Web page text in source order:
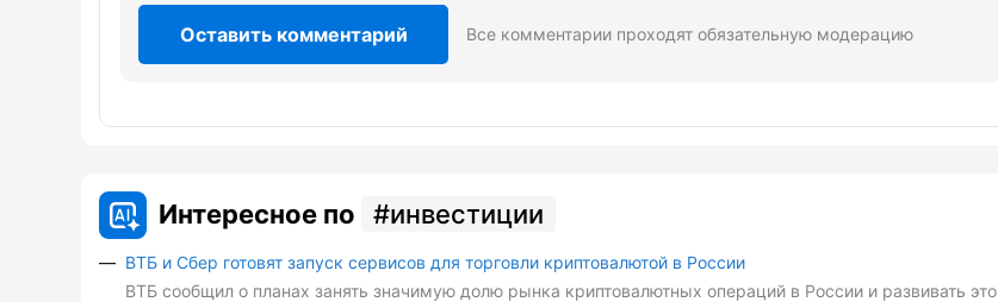
Оставить комментарий Все комментарии проходят обязательную модерацию
Интересное по инвестиции
ВТБ и Сбер готовят запуск сервисов для торговли криптовалютой в России
ВТБ сообщил о планах занять значимую долю рынка криптовалютных операций в России и развивать это